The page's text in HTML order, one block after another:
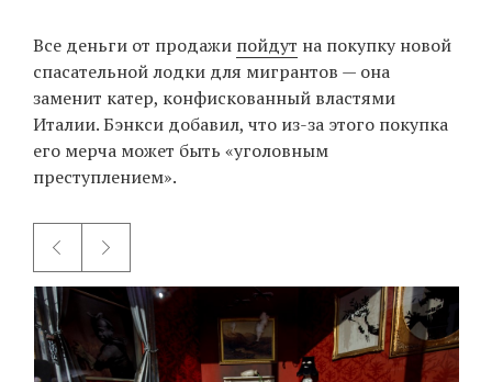
Все деньги от продажи пойдут на покупку новой
спасательной лодки для мигрантов — она
заменит катер, конфискованный властями
Италии. Бэнкси добавил, что из-за этого покупка
его мерча может быть «уголовным
преступлением».